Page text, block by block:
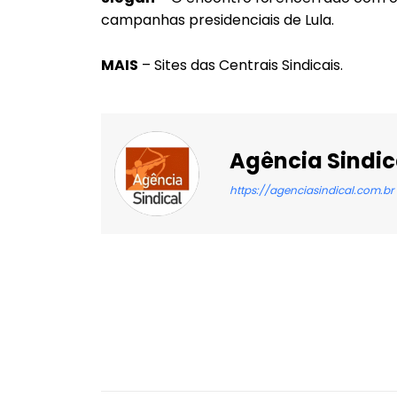
campanhas presidenciais de Lula.
MAIS – Sites das Centrais Sindicais.
Agência
https://agenciasindical.com.br